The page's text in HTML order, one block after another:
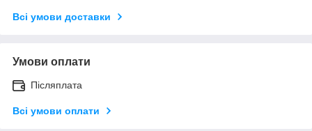
Всі умови доставки
Умови оплати
Післяплата
Всі умови оплати